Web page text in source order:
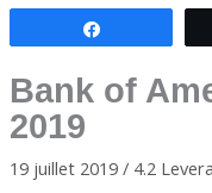
Bank of
2019
19 juillet 2019 / 4.2